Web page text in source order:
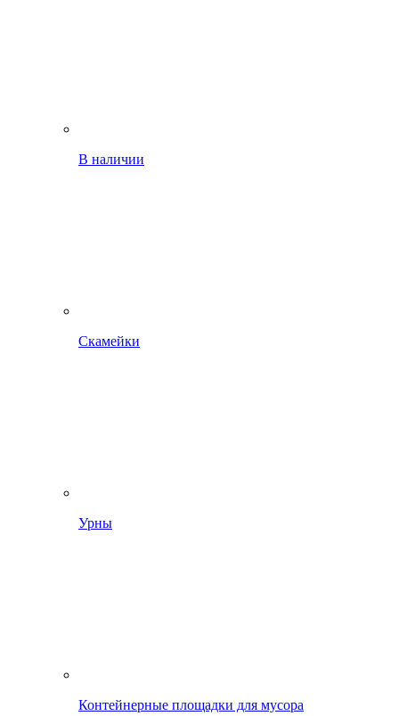
В наличии
Скамейки
Урны
Контейнерные площадки для мусора